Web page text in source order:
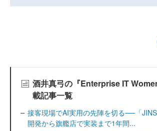
酒井真弓の『Enterprise IT
載記事一覧
接客現場でAI実用の先陣を切る──「
開発から旗艦店で実装まで1年間...